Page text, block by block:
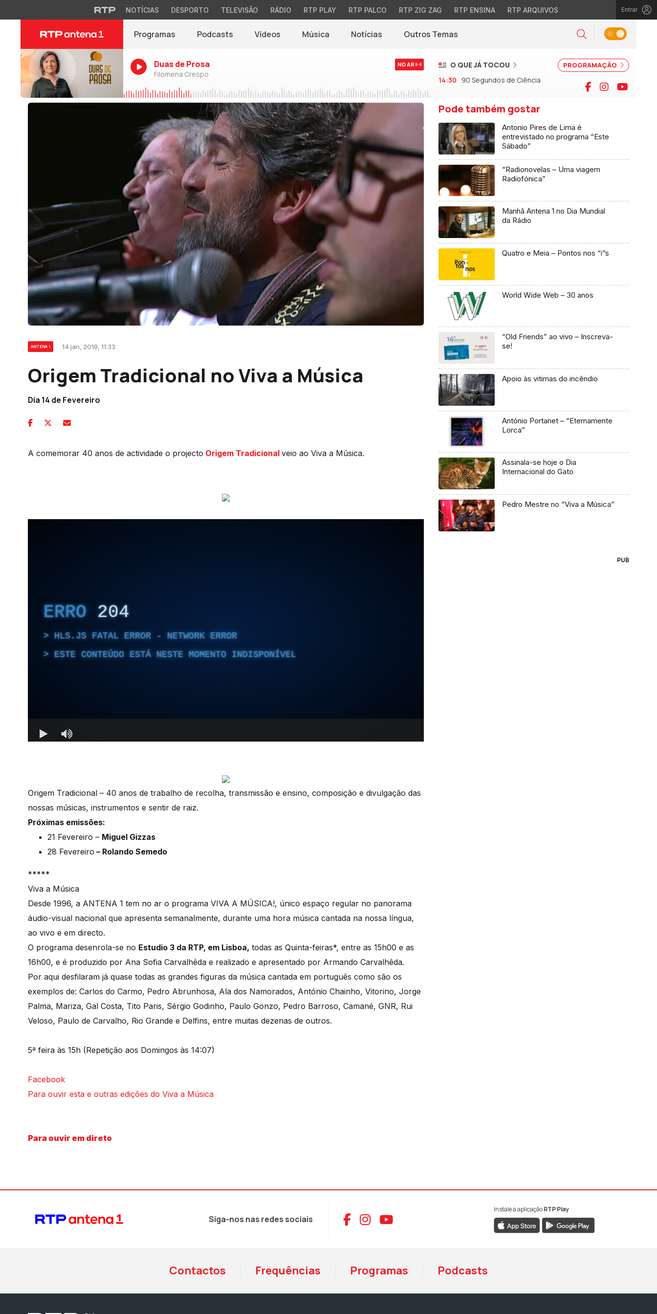
NOTÍCIAS DESPORTO TELEVISÃO RÁDIO RTP PLAY RTP PALCO RTP ZIG ZAG RTP ENSINA RTP ARQUIVOS Entrar
Programas Podcasts Vídeos Música Notícias(abre em nova janela)
Outros Temas Pesquisar
Alternar tema
Duas de Prosa
Filomena Crespo
NO AR PROGRAMAÇÃO
O QUE JÁ TOCOU
14:30
90 Segundos de Ciência Facebook
Instagram
ANTENA 1 14 jan, 2019, 11:33
Origem Tradicional no Viva a Música
Dia 14 de Fevereiro
A comemorar 40 anos de actividade o projecto Origem Tradicional veio ao Viva a Música.
Origem Tradicional – 40 anos de trabalho de recolha, transmissão e ensino, composição e divulgação das
nossas músicas, instrumentos e sentir de raiz.
Próximas emissões:
21 Fevereiro – Miguel Gizzas
28 Fevereiro – Rolando Semedo
*****
Viva a Música
Desde 1996, a ANTENA 1 tem no ar o programa VIVA A MÚSICA!, único espaço regular no panorama
áudio-visual nacional que apresenta semanalmente, durante uma hora música cantada na nossa língua,
ao vivo e em directo.
O programa desenrola-se no Estudio 3 da RTP, em Lisboa, todas as Quinta-feiras*, entre as 15h00 e as
16h00, e é produzido por Ana Sofia Carvalhêda e realizado e apresentado por Armando Carvalhêda.
Por aqui desfilaram já quase todas as grandes figuras da música cantada em português como são os
exemplos de: Carlos do Carmo, Pedro Abrunhosa, Ala dos Namorados, António Chainho, Vitorino, Jorge
Palma, Mariza, Gal Costa, Tito Paris, Sérgio Godinho, Paulo Gonzo, Pedro Barroso, Camané, GNR, Rui
Veloso, Paulo de Carvalho, Rio Grande e Delfins, entre muitas dezenas de outros.
5ª feira às 15h (Repetição aos Domingos às 14:07)
Facebook
Para ouvir esta e outras edições do Viva a Música
Para ouvir em direto
Pode também gostar
Antonio Pires de Lima é
entrevistado no programa “Este
Sábado”
“Radionovelas – Uma viagem
Radiofónica”
Manhã Antena 1 no Dia Mundial
da Rádio
Quatro e Meia – Pontos nos “i”s
World Wide Web – 30 anos
“Old Friends” ao vivo – Inscreva-
se!
Apoio às vitimas do incêndio
António Portanet – “Eternamente
Lorca”
Assinala-se hoje o Dia
Internacional do Gato
Pedro Mestre no “Viva a Música”
PUB
Siga-nos nas redes sociais Aceder ao Facebook da RTP Antena 1
Aceder ao Instagram da RTP Antena 1
Aceder ao YouTube da RTP Antena 1
Instale a aplicaçãoRTP Play
Contactos Frequências Programas Podcasts